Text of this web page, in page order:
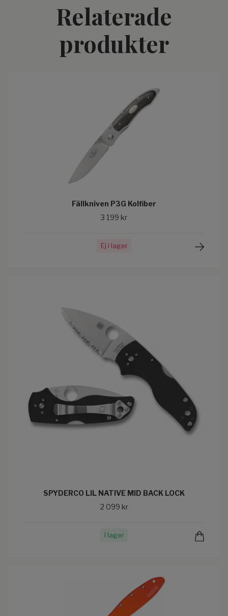
Relaterade
produkter
Fällkniven P3G Kolfiber
3 199 kr
Ej i lager
SPYDERCO LIL NATIVE MID BACK LOCK
2 099 kr
I lager